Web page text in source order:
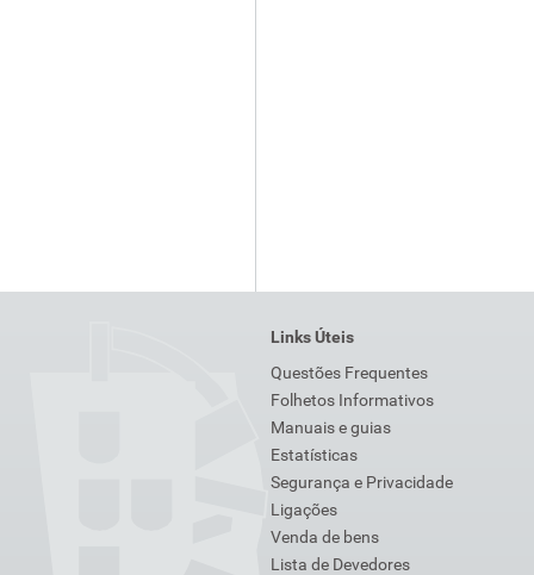
Links Úteis
Questões Frequentes
Folhetos Informativos
Manuais e guias
Estatísticas
Segurança e Privacidade
Ligações
Venda de bens
Lista de Devedores